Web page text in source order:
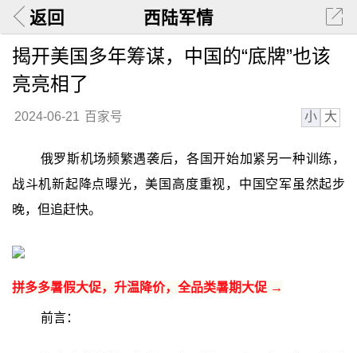
返回 西陆军情
揭开美国多年筹谋，中国的“底牌”也该
亮亮相了
2024-06-21 百家号 小 大
俄罗斯机场频繁遇袭后，各国开始加紧另一种训练，
战斗机新起降点曝光，美国高度重视，中国空军虽然起步
晚，但追赶快。
拼多多暑假大促，升温降价，全品类暑期大促 →
前言：